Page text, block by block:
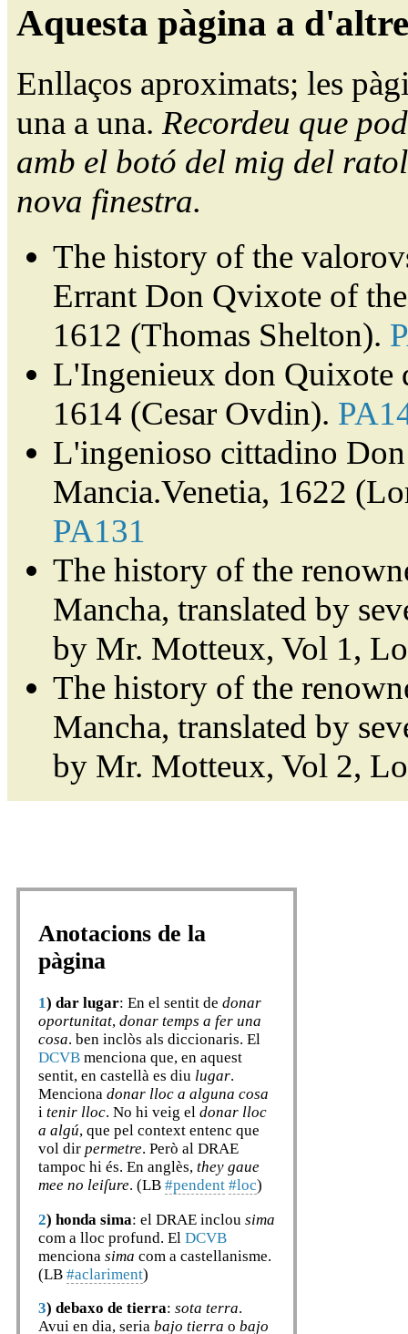
Aquesta pàgina a
Enllaços aproximats; les
una a una. Recordeu que
amb el botó del mig del
nova finestra.
The history of the
Errant Don Qvixote of
1612 (Thomas Shelton).
L'Ingenieux don Quixote
1614 (Cesar Ovdin).
L'ingenioso cittadino
Mancia.Venetia, 1622
PA131
The history of the
Mancha, translated by
by Mr. Motteux, Vol 1,
The history of the
Mancha, translated by
by Mr. Motteux, Vol 2,
Anotacions de la
pàgina
1) dar lugar: En el sentit de donar
oportunitat, donar temps a fer una
cosa. ben inclòs als diccionaris. El
DCVB menciona que, en aquest
sentit, en castellà es diu lugar.
Menciona donar lloc a alguna cosa
i tenir lloc. No hi veig el donar lloc
a algú, que pel context entenc que
vol dir permetre. Però al DRAE
tampoc hi és. En anglès, they gaue
mee no leiſure. (LB #pendent #loc)
2) honda sima: el DRAE inclou sima
com a lloc profund. El DCVB
menciona sima com a castellanisme.
(LB #aclariment)
3) debaxo de tierra: sota terra.
Avui en dia, seria bajo tierra o bajo